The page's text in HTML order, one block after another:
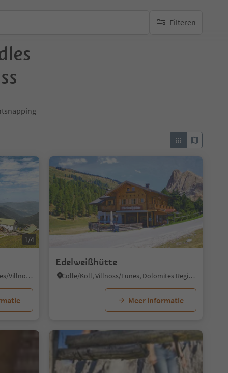
Filteren
geen actieve filters
1/4
S. Maddalena/St. Magdalena - Funes/Villnöss, Villnöss/Funes, Dolomites Region Lüsen Villnöss
Edelweißhütte
Colle/Koll, Villnöss/Funes, Dolomites Region Lüsen Villnöss
Meer informatie